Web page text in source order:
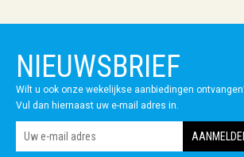
NIEUWSBRIEF
Wilt u ook onze wekelijkse aanbiedingen
Vul dan hiernaast uw e-mail adres in.